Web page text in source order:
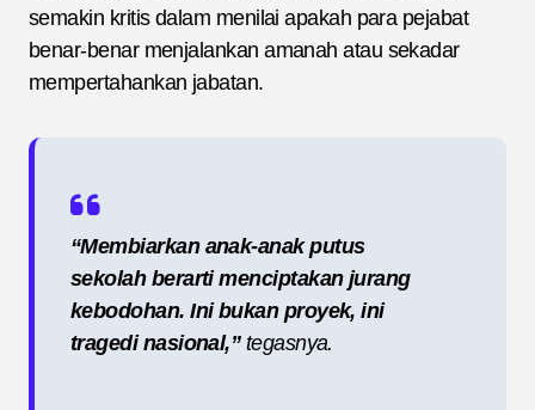
semakin kritis dalam menilai apakah para pejabat
benar-benar menjalankan amanah atau sekadar
mempertahankan jabatan.
“Membiarkan anak-anak putus
sekolah berarti menciptakan jurang
kebodohan. Ini bukan proyek, ini
tragedi nasional,”tegasnya.